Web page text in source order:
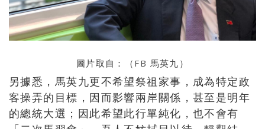
圖片取自：（ FB 馬英九 ）
另據悉，馬英九更不希望祭祖家事，成為特定政
客操弄的目標，因而影響兩岸關係，甚至是明年
的總統大選；因此希望此行單純化，也不會有